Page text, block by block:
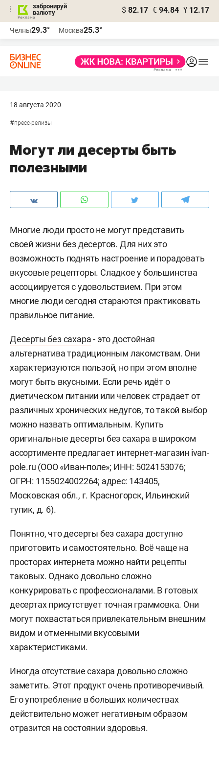
забронируй
валюту
$ 82.17 € 94.84 ¥ 12.17
Челны29.3° Москва25.3°
18 августа 2020
#пресс-релизы
Могут ли десерты быть
полезными
Многие люди просто не могут представить
своей жизни без десертов. Для них это
возможность поднять настроение и порадовать
вкусовые рецепторы. Сладкое у большинства
ассоциируется с удовольствием. При этом
многие люди сегодня стараются практиковать
правильное питание.
Десерты без сахара- это достойная
альтернатива традиционным лакомствам. Они
характеризуются пользой, но при этом вполне
могут быть вкусными. Если речь идёт о
диетическом питании или человек страдает от
различных хронических недугов, то такой выбор
можно назвать оптимальным. Купить
оригинальные десерты без сахара в широком
ассортименте предлагает интернет-магазин ivan-
pole.ru (ООО «Иван-поле»; ИНН: 5024153076;
ОГРН: 1155024002264; адрес: 143405,
Московская обл., г. Красногорск, Ильинский
тупик, д. 6).
Понятно, что десерты без сахара доступно
приготовить и самостоятельно. Всё чаще на
просторах интернета можно найти рецепты
таковых. Однако довольно сложно
конкурировать с профессионалами. В готовых
десертах присутствует точная граммовка. Они
могут похвастаться привлекательным внешним
видом и отменными вкусовыми
характеристиками.
Иногда отсутствие сахара довольно сложно
заметить. Этот продукт очень противоречивый.
Его употребление в больших количествах
действительно может негативным образом
отразится на состоянии здоровья.